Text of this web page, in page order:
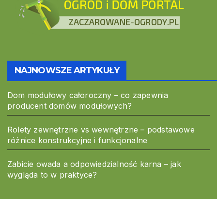
NAJNOWSZE ARTYKUŁY
Dom modułowy całoroczny – co zapewnia
producent domów modułowych?
Rolety zewnętrzne vs wewnętrzne – podstawowe
różnice konstrukcyjne i funkcjonalne
Zabicie owada a odpowiedzialność karna – jak
wygląda to w praktyce?